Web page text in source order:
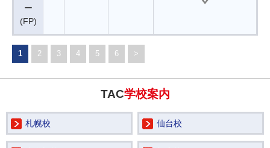
ー
(FP)
1 2 3 4 5 6 >
TAC学校案内
札幌校 仙台校